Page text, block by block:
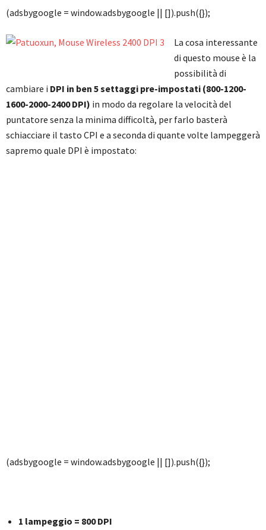
(adsbygoogle = window.adsbygoogle || []).push({});
La cosa interessante
di questo mouse è la
possibilità di
cambiare i DPI in ben 5 settaggi pre-impostati (800-1200-
1600-2000-2400 DPI) in modo da regolare la velocità del
puntatore senza la minima difficoltà, per farlo basterà
schiacciare il tasto CPI e a seconda di quante volte lampeggerà
sapremo quale DPI è impostato:
(adsbygoogle = window.adsbygoogle || []).push({});
1 lampeggio = 800 DPI